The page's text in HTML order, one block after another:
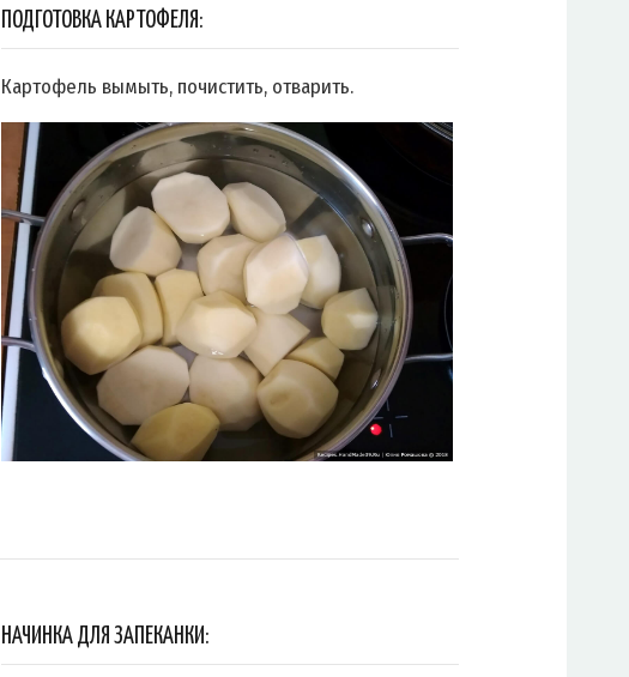
ПОДГОТОВКА КАРТОФЕЛЯ:
Картофель вымыть, почистить, отварить.
НАЧИНКА ДЛЯ ЗАПЕКАНКИ: